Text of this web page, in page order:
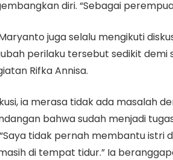
diri. “Sebagai
juga selalu mengikuti
perilaku tersebut sedikit
Rifka Annisa.
ia merasa tidak ada masalah
bahwa sudah menjadi
tidak pernah membantu
di tempat tidur.” Ia